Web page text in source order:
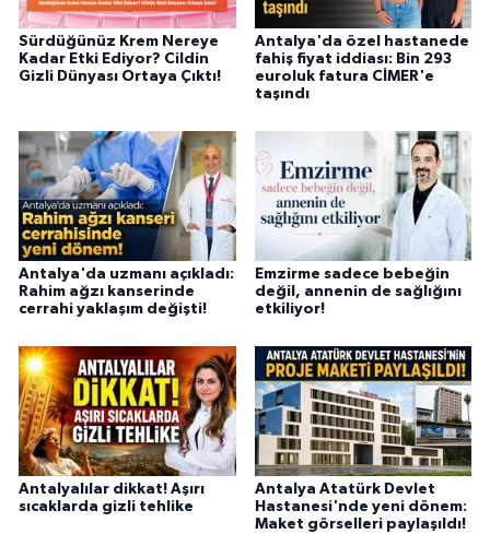
Sürdüğünüz Krem Nereye
Kadar Etki Ediyor? Cildin
Gizli Dünyası Ortaya Çıktı!
Antalya'da özel hastanede
fahiş fiyat iddiası: Bin 293
euroluk fatura CİMER'e
taşındı
Antalya'da uzmanı açıkladı:
Rahim ağzı kanserinde
cerrahi yaklaşım değişti!
Emzirme sadece bebeğin
değil, annenin de sağlığını
etkiliyor!
Antalyalılar dikkat! Aşırı
sıcaklarda gizli tehlike
Antalya Atatürk Devlet
Hastanesi'nde yeni dönem:
Maket görselleri paylaşıldı!